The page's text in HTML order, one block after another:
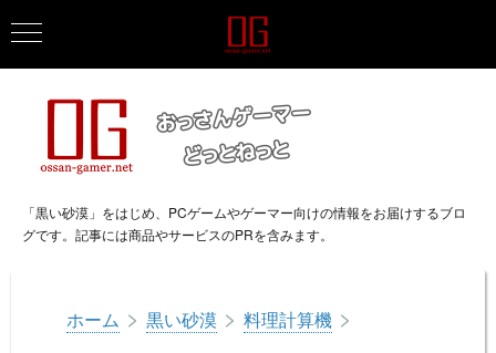
「黒い砂漠」をはじめ、PCゲームやゲーマー向けの情報をお届けするブロ
グです。記事には商品やサービスのPRを含みます。
ホーム > 黒い砂漠 > 料理計算機 >